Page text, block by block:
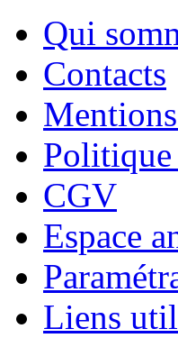
Qui
Contacts
CGV
Espace
Liens